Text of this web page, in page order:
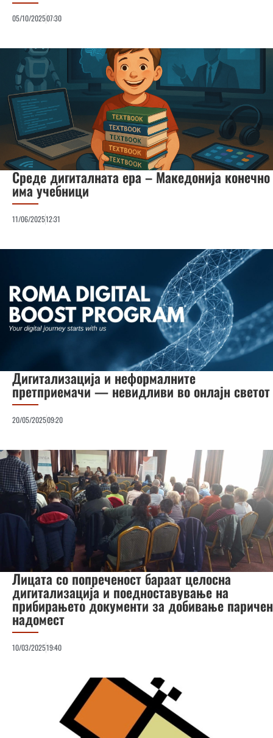
05/10/202507:30
Среде дигиталната ера – Македонија конечно
има учебници
11/06/202512:31
Дигитализација и неформалните
претприемачи — невидливи во онлајн светот
20/05/202509:20
Лицата со попреченост бараат целосна
дигитализација и поедноставување на
прибирањето документи за добивање паричен
надомест
10/03/202519:40